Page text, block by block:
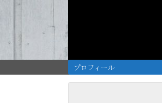
プロフィール